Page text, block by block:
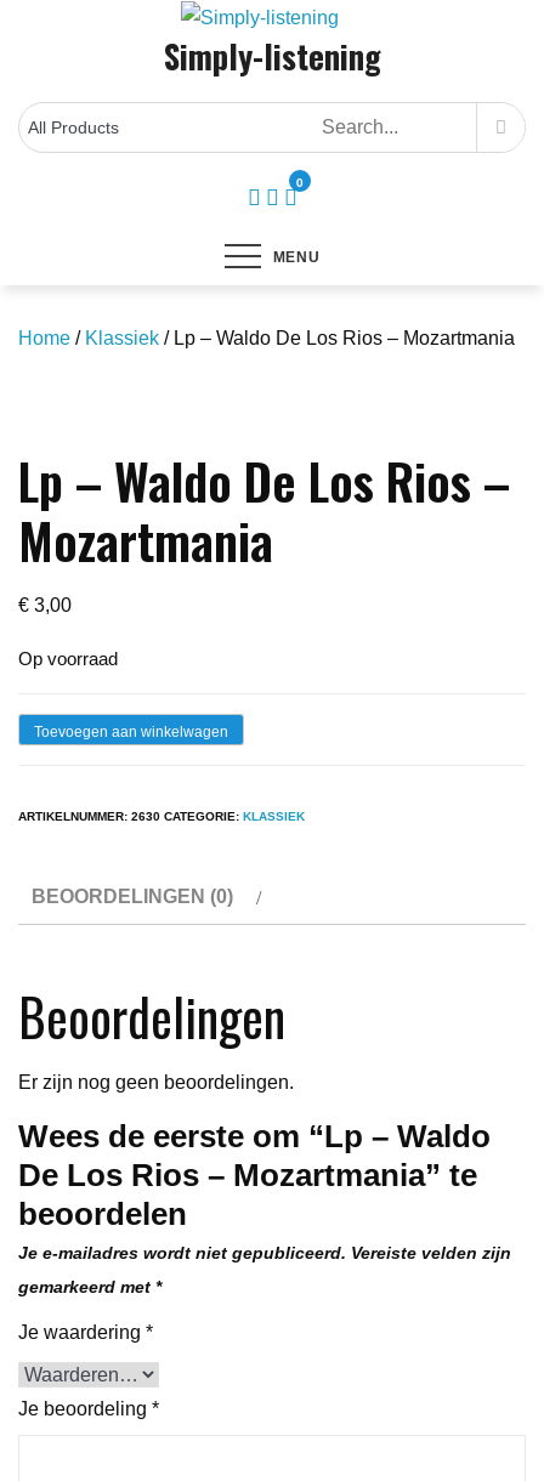
Simply-listening
0
MENU
Home / Klassiek / Lp – Waldo De Los Rios – Mozartmania
Lp – Waldo De Los Rios –
Mozartmania
€ 3,00
Op voorraad
Lp
Rios
aantal
Toevoegen aan winkelwagen
ARTIKELNUMMER: 2630 CATEGORIE: KLASSIEK
BEOORDELINGEN (0)
Beoordelingen
Er zijn nog geen beoordelingen.
Wees de eerste om “Lp – Waldo
De Los Rios – Mozartmania” te
beoordelen
Je e-mailadres wordt niet gepubliceerd. Vereiste velden zijn
gemarkeerd met *
Je waardering *
Je beoordeling *